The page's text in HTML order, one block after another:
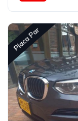
Placa Par